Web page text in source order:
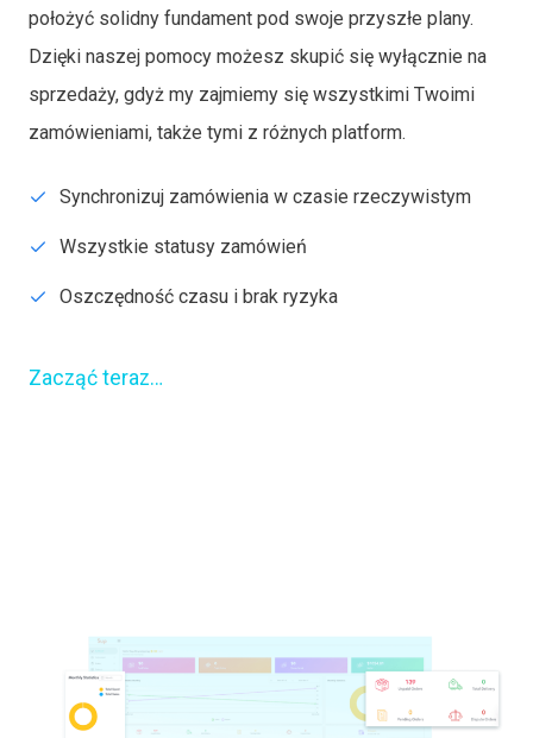
położyć solidny fundament pod swoje przyszłe plany.
Dzięki naszej pomocy możesz skupić się wyłącznie na
sprzedaży, gdyż my zajmiemy się wszystkimi Twoimi
zamówieniami, także tymi z różnych platform.
Synchronizuj zamówienia w czasie rzeczywistym
Wszystkie statusy zamówień
Oszczędność czasu i brak ryzyka
Zacząć teraz…